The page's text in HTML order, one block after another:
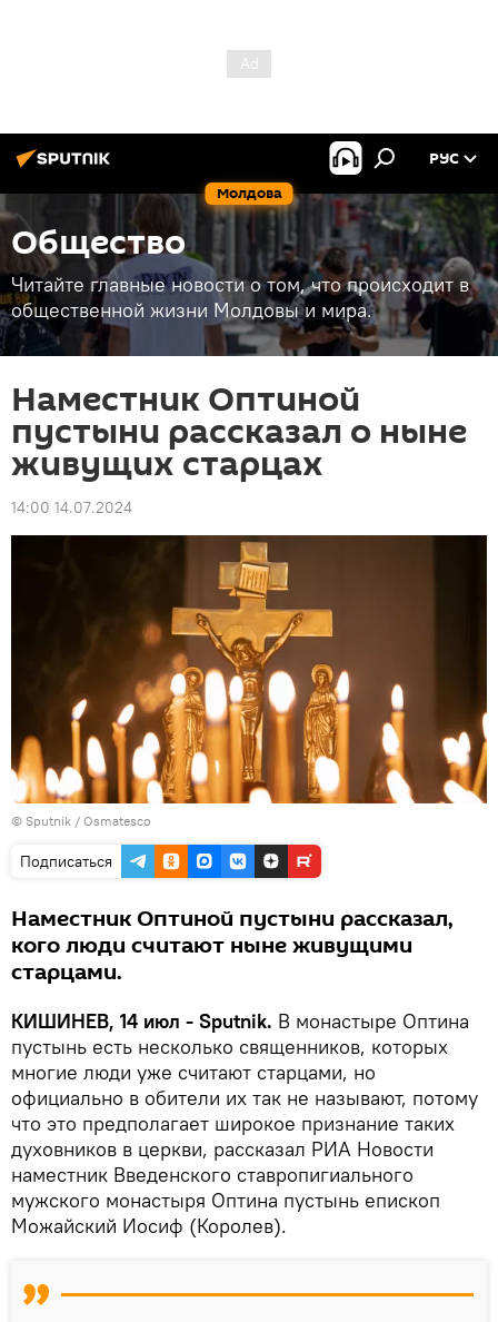
Молдова
РУС
Общество
Читайте главные новости о том, что происходит в
общественной жизни Молдовы и мира.
Наместник Оптиной
пустыни рассказал о ныне
живущих старцах
14:00 14.07.2024
© Sputnik / Osmatesco
Подписаться
Наместник Оптиной пустыни рассказал,
кого люди считают ныне живущими
старцами.
КИШИНЕВ, 14 июл - Sputnik. В монастыре Оптина
пустынь есть несколько священников, которых
многие люди уже считают старцами, но
официально в обители их так не называют, потому
что это предполагает широкое признание таких
духовников в церкви, рассказал РИА Новости
наместник Введенского ставропигиального
мужского монастыря Оптина пустынь епископ
Можайский Иосиф (Королев).